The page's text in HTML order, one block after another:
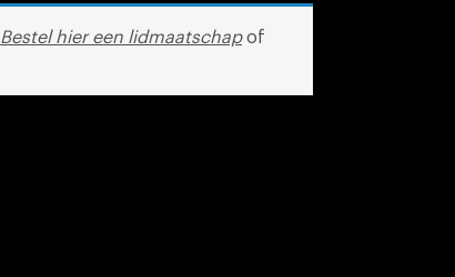
Bestel hier een lidmaatschapof